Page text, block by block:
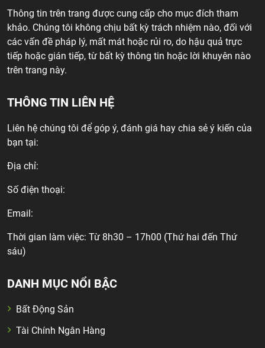
Thông tin trên trang được cung cấp cho mục đích tham
khảo. Chúng tôi không chịu bất kỳ trách nhiệm nào, đối với
các vấn đề pháp lý, mất mát hoặc rủi ro, do hậu quả trực
tiếp hoặc gián tiếp, từ bất kỳ thông tin hoặc lời khuyên nào
trên trang này.
THÔNG TIN LIÊN HỆ
Liên hệ chúng tôi để góp ý, đánh giá hay chia sẻ ý kiến của
bạn tại:
Địa chỉ:
Số điện thoại:
Email:
Thời gian làm việc: Từ 8h30 – 17h00 (Thứ hai đến Thứ
sáu)
DANH MỤC NỔI BẬC
Bất Động Sản
Tài Chính Ngân Hàng